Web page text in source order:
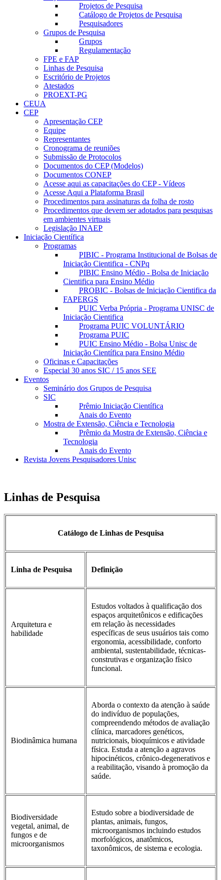
Projetos de Pesquisa
Catálogo de Projetos de Pesquisa
Pesquisadores
Grupos de Pesquisa
Grupos
Regulamentação
FPE e FAP
Linhas de Pesquisa
Escritório de Projetos
Atestados
PROEXT-PG
CEUA
CEP
Apresentação CEP
Equipe
Representantes
Cronograma de reuniões
Submissão de Protocolos
Documentos do CEP (Modelos)
Documentos CONEP
Acesse aqui as capacitações do CEP - Vídeos
Acesse Aqui a Plataforma Brasil
Procedimentos para assinaturas da folha de rosto
Procedimentos que devem ser adotados para pesquisas
em ambientes virtuais
Legislação INAEP
Iniciação Científica
Programas
PIBIC - Programa Institucional de Bolsas de
Iniciação Cientifica - CNPq
PIBIC Ensino Médio - Bolsa de Iniciação
Cientifica para Ensino Médio
PROBIC - Bolsas de Iniciação Cientifica da
FAPERGS
PUIC Verba Própria - Programa UNISC de
Iniciação Cientifica
Programa PUIC VOLUNTÁRIO
Programa PUIC
PUIC Ensino Médio - Bolsa Unisc de
Iniciação Científica para Ensino Médio
Oficinas e Capacitações
Especial 30 anos SIC / 15 anos SEE
Eventos
Seminário dos Grupos de Pesquisa
SIC
Prêmio Iniciação Científica
Anais do Evento
Mostra de Extensão, Ciência e Tecnologia
Prêmio da Mostra de Extensão, Ciência e
Tecnologia
Anais do Evento
Revista Jovens Pesquisadores Unisc
Linhas de Pesquisa
Catálogo de Linhas de Pesquisa
Linha de Pesquisa Definição
Arquitetura e
habilidade
Estudos voltados à qualificação dos
espaços arquitetônicos e edificações
em relação às necessidades
específicas de seus usuários tais como
ergonomia, acessibilidade, conforto
ambiental, sustentabilidade, técnicas-
construtivas e organização físico
funcional.
Biodinâmica humana
Aborda o contexto da atenção à saúde
do indivíduo de populações,
compreendendo métodos de avaliação
clínica, marcadores genéticos,
nutricionais, bioquímicos e atividade
física. Estuda a atenção a agravos
hipocinéticos, crônico-degenerativos e
a reabilitação, visando à promoção da
saúde.
Biodiversidade
vegetal, animal, de
fungos e de
microorganismos
Estudo sobre a biodiversidade de
plantas, animais, fungos,
microorganismos incluindo estudos
morfológicos, anatômicos,
taxonômicos, de sistema e ecologia.